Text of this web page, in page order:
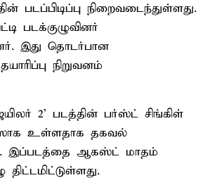
படப்பிடிப்பு நிறைவடைந்துள்ளது.
படக்குழுவினர்
இது தொடர்பான
நிறுவனம்
2’ படத்தின் பர்ஸ்ட் சிங்கிள்
உள்ளதாக தகவல்
இப்படத்தை ஆகஸ்ட் மாதம்
திட்டமிட்டுள்ளது.